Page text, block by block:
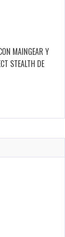
MAINGEAR Y
STEALTH DE